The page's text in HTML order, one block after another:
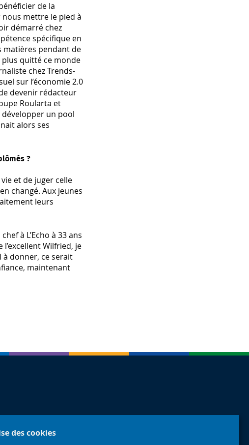
des cookies
de la
mettre le pied à
démarré chez
spécifique en
matières pendant de
plus quitté ce monde
chez Trends-
sur l’économie 2.0
devenir rédacteur
Roularta et
développer un pool
alors ses
?
et de juger celle
changé. Aux jeunes
leurs
à L’Echo à 33 ans
l’excellent Wilfried, je
à donner, ce serait
maintenant